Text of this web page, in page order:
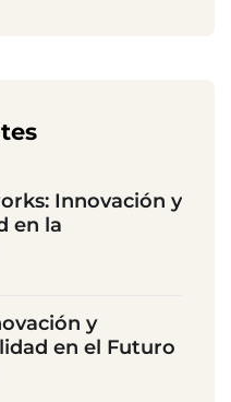
Innovación y
en la
y
en el Futuro